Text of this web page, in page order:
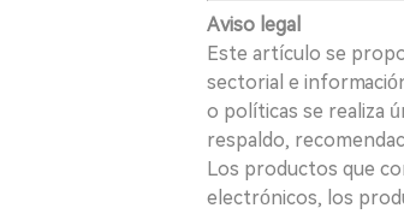
Aviso legal
Este artículo se
sectorial e
o políticas se realiza
respaldo,
Los productos que
electrónicos, los